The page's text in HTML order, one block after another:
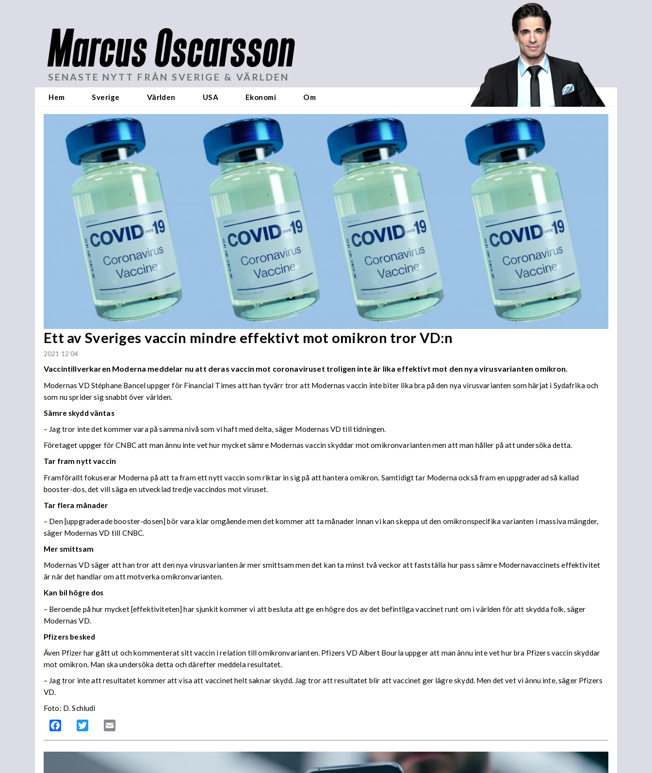
Marcus Oscarsson
SENASTE NYTT FRÅN SVERIGE & VÄRLDEN
Hem Sverige Världen USA Ekonomi Om
Ett av Sveriges vaccin mindre effektivt mot omikron tror VD:n
2021 12 04
Vaccintillverkaren Moderna meddelar nu att deras vaccin mot coronaviruset troligen inte är lika effektivt mot den nya virusvarianten omikron.
Modernas VD Stéphane Bancel uppger för Financial Times att han tyvärr tror att Modernas vaccin inte biter lika bra på den nya virusvarianten som härjat i Sydafrika och
som nu sprider sig snabbt över världen.
Sämre skydd väntas
– Jag tror inte det kommer vara på samma nivå som vi haft med delta, säger Modernas VD till tidningen.
Företaget uppger för CNBC att man ännu inte vet hur mycket sämre Modernas vaccin skyddar mot omikronvarianten men att man håller på att undersöka detta.
Tar fram nytt vaccin
Framförallt fokuserar Moderna på att ta fram ett nytt vaccin som riktar in sig på att hantera omikron. Samtidigt tar Moderna också fram en uppgraderad så kallad
booster-dos, det vill säga en utvecklad tredje vaccindos mot viruset.
Tar flera månader
– Den [uppgraderade booster-dosen] bör vara klar omgående men det kommer att ta månader innan vi kan skeppa ut den omikronspecifika varianten i massiva mängder,
säger Modernas VD till CNBC.
Mer smittsam
Modernas VD säger att han tror att den nya virusvarianten är mer smittsam men det kan ta minst två veckor att fastställa hur pass sämre Modernavaccinets effektivitet
är när det handlar om att motverka omikronvarianten.
Kan bil högre dos
– Beroende på hur mycket [effektiviteten] har sjunkit kommer vi att besluta att ge en högre dos av det befintliga vaccinet runt om i världen för att skydda folk, säger
Modernas VD.
Pfizers besked
Även Pfizer har gått ut och kommenterat sitt vaccin i relation till omikronvarianten. Pfizers VD Albert Bourla uppger att man ännu inte vet hur bra Pfizers vaccin skyddar
mot omikron. Man ska undersöka detta och därefter meddela resultatet.
– Jag tror inte att resultatet kommer att visa att vaccinet helt saknar skydd. Jag tror att resultatet blir att vaccinet ger lägre skydd. Men det vet vi ännu inte, säger Pfizers
VD.
Foto: D. Schludi
Facebook Twitter